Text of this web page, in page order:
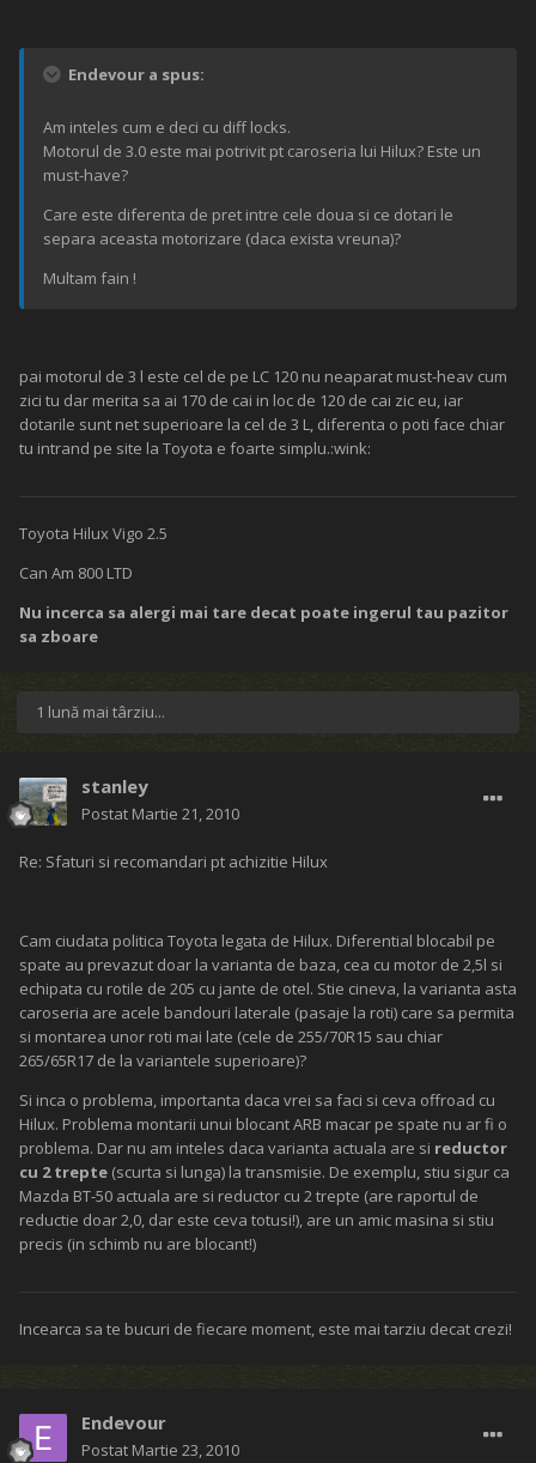
Endevour a spus:
Am inteles cum e deci cu diff locks.
Motorul de 3.0 este mai potrivit pt caroseria lui Hilux? Este un
must-have?
Care este diferenta de pret intre cele doua si ce dotari le
separa aceasta motorizare (daca exista vreuna)?
Multam fain !
pai motorul de 3 l este cel de pe LC 120 nu neaparat must-heav cum
zici tu dar merita sa ai 170 de cai in loc de 120 de cai zic eu, iar
dotarile sunt net superioare la cel de 3 L, diferenta o poti face chiar
tu intrand pe site la Toyota e foarte simplu.:wink:
Toyota Hilux Vigo 2.5
Can Am 800 LTD
Nu incerca sa alergi mai tare decat poate ingerul tau pazitor
sa zboare
1 lună mai târziu...
stanley
Postat Martie 21, 2010
Re: Sfaturi si recomandari pt achizitie Hilux
Cam ciudata politica Toyota legata de Hilux. Diferential blocabil pe
spate au prevazut doar la varianta de baza, cea cu motor de 2,5l si
echipata cu rotile de 205 cu jante de otel. Stie cineva, la varianta asta
caroseria are acele bandouri laterale (pasaje la roti) care sa permita
si montarea unor roti mai late (cele de 255/70R15 sau chiar
265/65R17 de la variantele superioare)?
Si inca o problema, importanta daca vrei sa faci si ceva offroad cu
Hilux. Problema montarii unui blocant ARB macar pe spate nu ar fi o
problema. Dar nu am inteles daca varianta actuala are si reductor
cu 2 trepte (scurta si lunga) la transmisie. De exemplu, stiu sigur ca
Mazda BT-50 actuala are si reductor cu 2 trepte (are raportul de
reductie doar 2,0, dar este ceva totusi!), are un amic masina si stiu
precis (in schimb nu are blocant!)
Incearca sa te bucuri de fiecare moment, este mai tarziu decat crezi!
Endevour
Postat Martie 23, 2010